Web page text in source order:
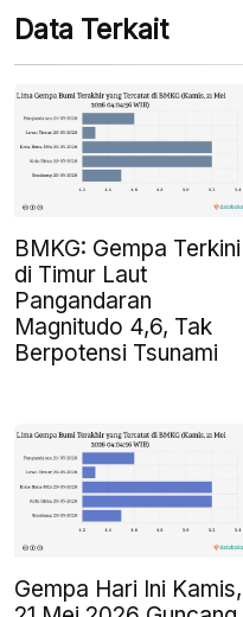
Data Terkait
BMKG: Gempa Terkini
di Timur Laut
Pangandaran
Magnitudo 4,6, Tak
Berpotensi Tsunami
Gempa Hari Ini Kamis,